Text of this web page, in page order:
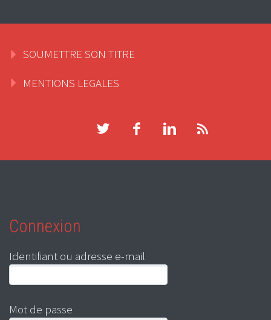
SOUMETTRE SON TITRE
MENTIONS LEGALES
Connexion
Identifiant ou adresse e-mail
Mot de passe